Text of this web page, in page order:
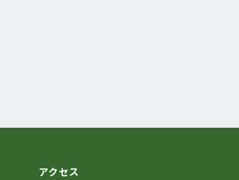
アクセス